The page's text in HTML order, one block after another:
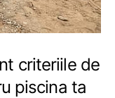
criteriile de
piscina ta